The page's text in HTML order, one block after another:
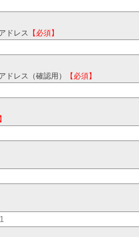
ドレス 【必須】
ドレス（確認用） 【必須】